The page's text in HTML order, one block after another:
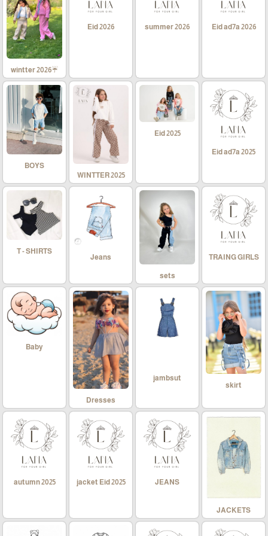
Eid ad7a 2026
summer 2026
Eid 2026
☔wintter 2026
Eid ad7a 2025
Eid 2025
WINTTER 2025
BOYS
TRAING GIRLS
sets
Jeans
T - SHIRTS
skirt
jambsut
Dresses
Baby
JACKETS
JEANS
jacket Eid 2025
autumn 2025